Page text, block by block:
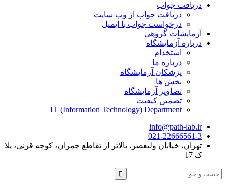
دریافت جواب
دریافت جواب از وب سایت
درخواست جواب با ایمیل
آزمایشات گروهی
درباره آزمایشگاه
استخدام
درباره ما
پزشکان آزمایشگاه
بخش ها
تصاویر آزمایشگاه
تضمین کیفیت
IT (Information Technology) Department
info@path-lab.ir
021-22666561-3
تهران، خیابان ولیعصر، بالاتر از تقاطع چمران، کوچه قرنی، پلا
ک 17
جست
و